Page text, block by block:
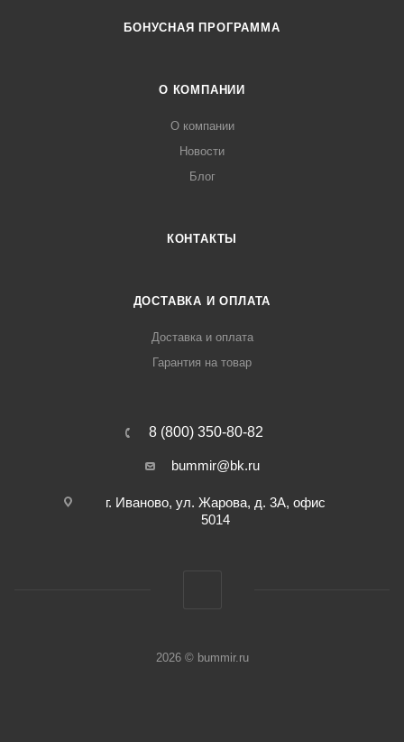
БОНУСНАЯ ПРОГРАММА
О КОМПАНИИ
О компании
Новости
Блог
КОНТАКТЫ
ДОСТАВКА И ОПЛАТА
Доставка и оплата
Гарантия на товар
8 (800) 350-80-82
bummir@bk.ru
г. Иваново, ул. Жарова, д. 3А, офис
5014
2026 © bummir.ru